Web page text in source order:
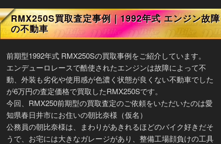
RMX250S買取査定事例｜1992年式 エンジン故障
の不動車
前期型1992年式 RMX250Sの買取事例をご紹介しています。
エンデューロレースで酷使されたエンジンは故障によって不
動、外装も劣化や使用感が色濃く状態が良くない不動車でした
が6万円の査定価格で買取したRMX250Sです。
今回、RMX250前期型の買取査定のご依頼をいただいたのは愛
知県春日井市にお住いの朝比奈様（仮名）
公務員の朝比奈様は、まわりがあきれるほどのバイク好きだそ
うで、お宅には大きなガレージがあり、整備工場顔負けの工具